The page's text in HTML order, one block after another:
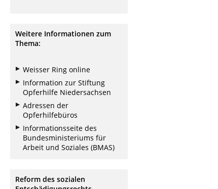
Weitere Informationen zum
Thema:
Weisser Ring online
Information zur Stiftung
Opferhilfe Niedersachsen
Adressen der
Opferhilfebüros
Informationsseite des
Bundesministeriums für
Arbeit und Soziales (BMAS)
Reform des sozialen